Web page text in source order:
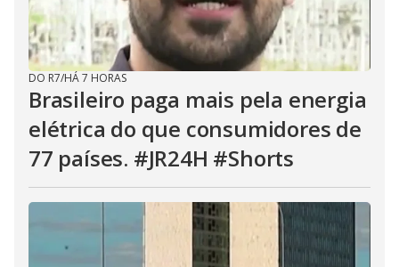
DO R7/HÁ 7 HORAS
Brasileiro paga mais pela energia
elétrica do que consumidores de
77 países. #JR24H #Shorts